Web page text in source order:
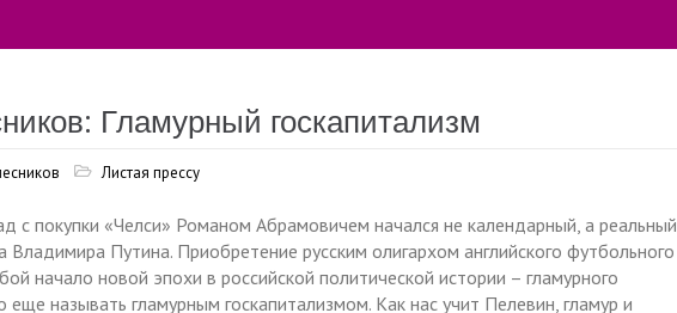
Гламурный госкапитализм
Листая прессу
с покупки «Челси» Романом Абрамовичем начался не календарный, а реальный
Владимира Путина. Приобретение русским олигархом английского футбольного
начало новой эпохи в российской политической истории – гламурного
называть гламурным госкапитализмом. Как нас учит Пелевин, гламур и